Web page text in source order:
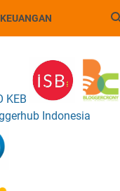
KEUANGAN